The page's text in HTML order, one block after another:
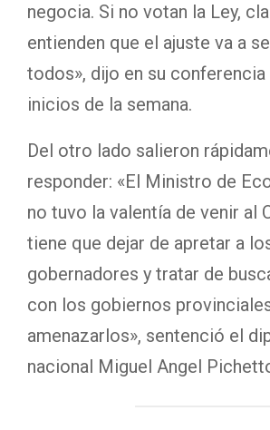
negocia. Si no votan la Ley,
entienden que el ajuste va a
todos», dijo en su conferencia
inicios de la semana.
Del otro lado salieron
responder: «El Ministro de
no tuvo la valentía de venir al
tiene que dejar de apretar a
gobernadores y tratar de
con los gobiernos
amenazarlos», sentenció el
nacional Miguel Angel